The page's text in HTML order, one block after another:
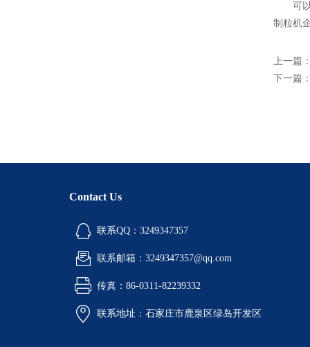
可以
制粒机
上一篇
下一篇
Contact Us
联系QQ：3249347357
联系邮箱：3249347357@qq.com
传真：86-0311-82239332
联系地址：石家庄市鹿泉区绿岛开发区